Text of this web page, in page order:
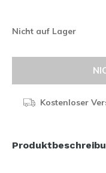
Nicht auf Lager
Kostenloser